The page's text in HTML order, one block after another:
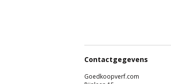
Contactgegevens
Goedkoopverf.com